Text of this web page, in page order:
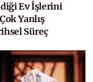
Ev İşlerini
Yanlış
Süreç